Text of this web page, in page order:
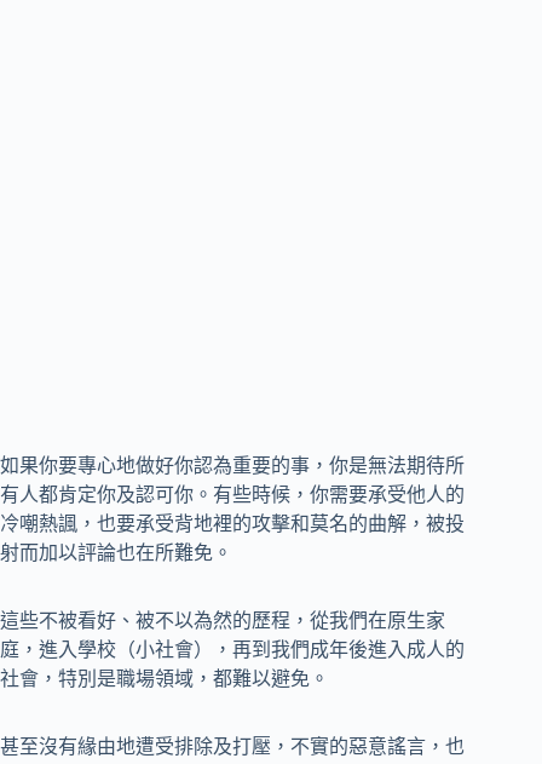
如果你要專心地做好你認為重要的事，你是無法期待所
有人都肯定你及認可你。有些時候，你需要承受他人的
冷嘲熱諷，也要承受背地裡的攻擊和莫名的曲解，被投
射而加以評論也在所難免。
這些不被看好、被不以為然的歷程，從我們在原生家
庭，進入學校（小社會），再到我們成年後進入成人的
社會，特別是職場領域，都難以避免。
甚至沒有緣由地遭受排除及打壓，不實的惡意謠言，也